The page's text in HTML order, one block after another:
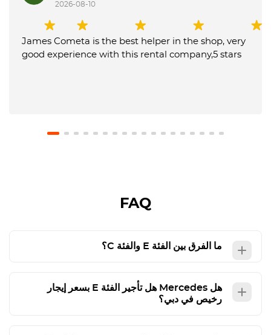
2026-08-10
James Cometa is the best helper in the shop, very
good experience with this rental company,5 stars
FAQ
ما الفرق بين الفئة E والفئة C؟
هل Mercedes
هل تأجير الفئة E بسعر إيجار
رخيص في دبي؟